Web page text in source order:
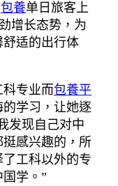
包養单日旅客上
增长态势，为
适的出行体
专业而包養平
学习，让她逐
发现自己对中
感兴趣的，所
工科以外的专
学。”